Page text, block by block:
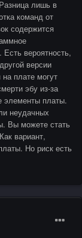
лишь в
команд от
содержится
вероятность,
версии
на плате могут
эбу из-за
элементы платы.
неудачных
Вы можете стать
вариант,
Но риск есть